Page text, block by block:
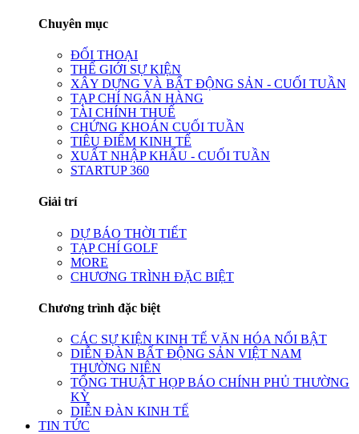
Chuyên mục
ĐỐI THOẠI
THẾ GIỚI SỰ KIỆN
XÂY DỰNG VÀ BẤT ĐỘNG SẢN - CUỐI TUẦN
TẠP CHÍ NGÂN HÀNG
TÀI CHÍNH THUẾ
CHỨNG KHOÁN CUỐI TUẦN
TIÊU ĐIỂM KINH TẾ
XUẤT NHẬP KHẨU - CUỐI TUẦN
STARTUP 360
Giải trí
DỰ BÁO THỜI TIẾT
TẠP CHÍ GOLF
MORE
CHƯƠNG TRÌNH ĐẶC BIỆT
Chương trình đặc biệt
CÁC SỰ KIỆN KINH TẾ VĂN HÓA NỔI BẬT
DIỄN ĐÀN BẤT ĐỘNG SẢN VIỆT NAM
THƯỜNG NIÊN
TỔNG THUẬT HỌP BÁO CHÍNH PHỦ THƯỜNG
KỲ
DIỄN ĐÀN KINH TẾ
TIN TỨC